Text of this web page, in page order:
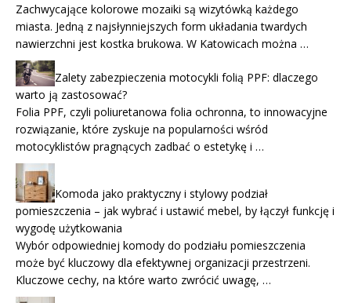
Zachwycające kolorowe mozaiki są wizytówką każdego
miasta. Jedną z najsłynniejszych form układania twardych
nawierzchni jest kostka brukowa. W Katowicach można …
Zalety zabezpieczenia motocykli folią PPF: dlaczego
warto ją zastosować?
Folia PPF, czyli poliuretanowa folia ochronna, to innowacyjne
rozwiązanie, które zyskuje na popularności wśród
motocyklistów pragnących zadbać o estetykę i …
Komoda jako praktyczny i stylowy podział
pomieszczenia – jak wybrać i ustawić mebel, by łączył funkcję i
wygodę użytkowania
Wybór odpowiedniej komody do podziału pomieszczenia
może być kluczowy dla efektywnej organizacji przestrzeni.
Kluczowe cechy, na które warto zwrócić uwagę, …